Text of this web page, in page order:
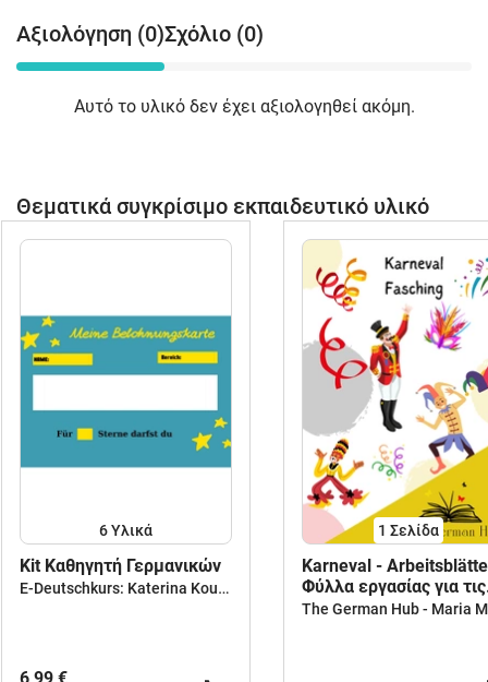
Αξιολόγηση (0)Σχόλιο (0)
Αυτό το υλικό δεν έχει αξιολογηθεί ακόμη.
Θεματικά συγκρίσιμο εκπαιδευτικό υλικό
6 Υλικά
Κit Καθηγητή Γερμανικών
E-Deutschkurs: Katerina Koutsouri
1 Σελίδα
Karneval -
Φύλλα εργασίας για τις
Απόκριες